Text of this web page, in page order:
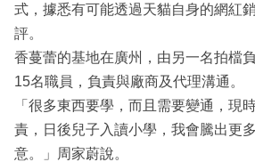
式，據悉有可能透過天貓自身的網紅
評。
香蔓蕾的基地在廣州，由另一名拍檔
15名職員，負責與廠商及代理溝通。
「很多東西要學，而且需要變通，現
責，日後兒子入讀小學，我會騰出更
意。」周家蔚說。